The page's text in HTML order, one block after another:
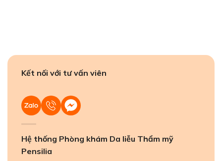
Kết nối với tư vấn viên
Hệ thống Phòng khám Da liễu Thẩm mỹ
Pensilia